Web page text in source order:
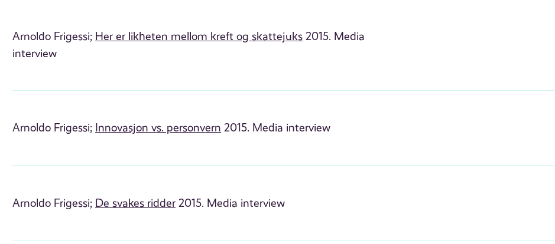
Arnoldo Frigessi; Her er likheten mellom kreft og skattejuks 2015. Media
interview
Arnoldo Frigessi; Innovasjon vs. personvern 2015. Media interview
Arnoldo Frigessi; De svakes ridder 2015. Media interview